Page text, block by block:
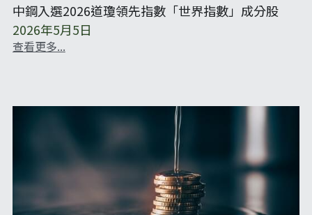
中鋼入選2026道瓊領先指數「世界指數」成分股
2026年5月5日
查看更多...